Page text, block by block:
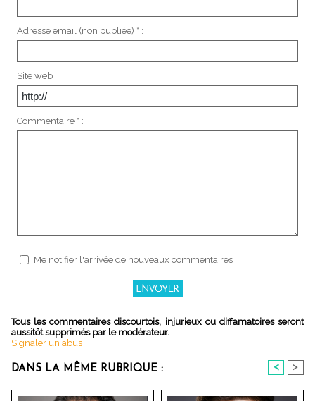
Adresse email (non publiée) * :
Site web :
Commentaire * :
Me notifier l'arrivée de nouveaux commentaires
Tous les commentaires discourtois, injurieux ou diffamatoires seront
aussitôt supprimés par le modérateur.
Signaler un abus
DANS LA MÊME RUBRIQUE : < >